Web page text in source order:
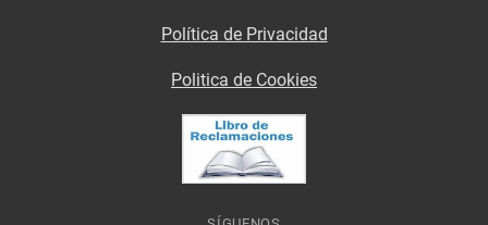
Política de Privacidad
Politica de Cookies